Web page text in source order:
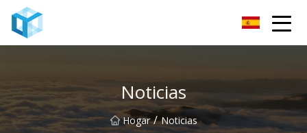
Noticias
Hogar / Noticias